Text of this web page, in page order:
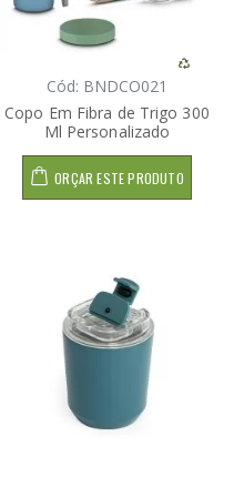
Cód: BNDCO021
Copo Em Fibra de Trigo 300
Ml Personalizado
ORÇAR ESTE PRODUTO